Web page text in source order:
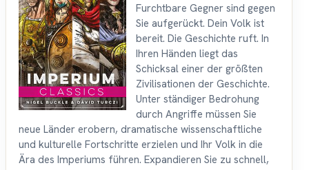
Furchtbare Gegner sind gegen
Sie aufgerückt. Dein Volk ist
bereit. Die Geschichte ruft. In
Ihren Händen liegt das
Schicksal einer der größten
Zivilisationen der Geschichte.
Unter ständiger Bedrohung
durch Angriffe müssen Sie
neue Länder erobern, dramatische wissenschaftliche
und kulturelle Fortschritte erzielen und Ihr Volk in die
Ära des Imperiums führen. Expandieren Sie zu schnell,